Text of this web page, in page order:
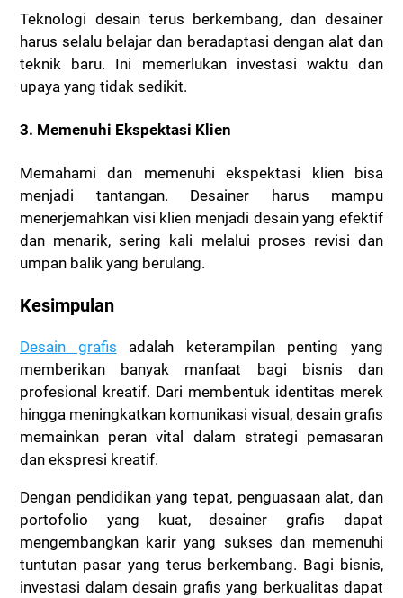
Teknologi desain terus berkembang, dan desainer
harus selalu belajar dan beradaptasi dengan alat dan
teknik baru. Ini memerlukan investasi waktu dan
upaya yang tidak sedikit.
3. Memenuhi Ekspektasi Klien
Memahami dan memenuhi ekspektasi klien bisa
menjadi tantangan. Desainer harus mampu
menerjemahkan visi klien menjadi desain yang efektif
dan menarik, sering kali melalui proses revisi dan
umpan balik yang berulang.
Kesimpulan
Desain grafis adalah keterampilan penting yang
memberikan banyak manfaat bagi bisnis dan
profesional kreatif. Dari membentuk identitas merek
hingga meningkatkan komunikasi visual, desain grafis
memainkan peran vital dalam strategi pemasaran
dan ekspresi kreatif.
Dengan pendidikan yang tepat, penguasaan alat, dan
portofolio yang kuat, desainer grafis dapat
mengembangkan karir yang sukses dan memenuhi
tuntutan pasar yang terus berkembang. Bagi bisnis,
investasi dalam desain grafis yang berkualitas dapat